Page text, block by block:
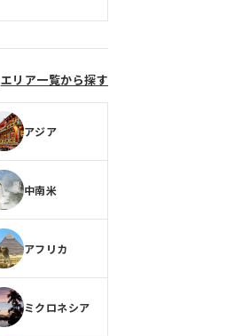
エリア一覧から探す
アジア
中南米
アフリカ
ミクロネシア